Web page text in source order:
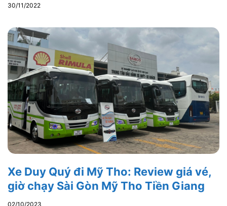
30/11/2022
Xe Duy Quý đi Mỹ Tho: Review giá vé,
giờ chạy Sài Gòn Mỹ Tho Tiền Giang
02/10/2023